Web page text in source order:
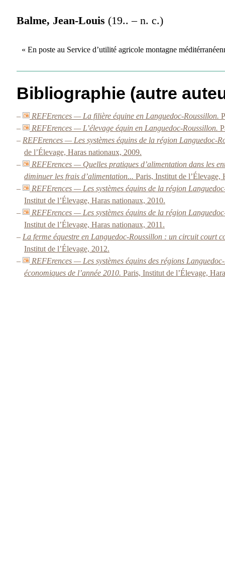
Balme, Jean-Louis (19.. – n. c.)
« En poste au Service d’utilité agricole montagne
Bibliographie (autre
– REFErences — La filière équine en Languedoc-Roussillon.
–
REFErences — L’élevage équin en Languedoc-Roussillon.
– REFErences — Les systèmes équins de la région Languedoc-
de l’Élevage, Haras nationaux, 2009.
–
REFErences — Quelles pratiques d’alimentation dans les
diminuer les frais d’alimentation... Paris, Institut de l’Élevage,
–
REFErences — Les systèmes équins de la région
Institut de l’Élevage, Haras nationaux, 2010.
–
REFErences — Les systèmes équins de la région
Institut de l’Élevage, Haras nationaux, 2011.
– La ferme équestre en Languedoc-Roussillon : un circuit court
Institut de l’Élevage, 2012.
–
REFErences — Les systèmes équins des régions
économiques de l’année 2010. Paris, Institut de l’Élevage,